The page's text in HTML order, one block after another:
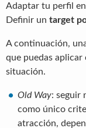
Adaptar tu perfil
Definir un target
A continuación,
que puedas aplicar
situación.
Old Way: seguir
como único
atracción,